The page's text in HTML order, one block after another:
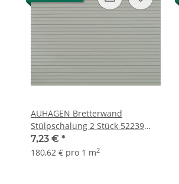
AUHAGEN Bretterwand
Stülpschalung 2 Stück 52239
Spur H0 TT
7,23 € *
180,62 € pro 1 m2